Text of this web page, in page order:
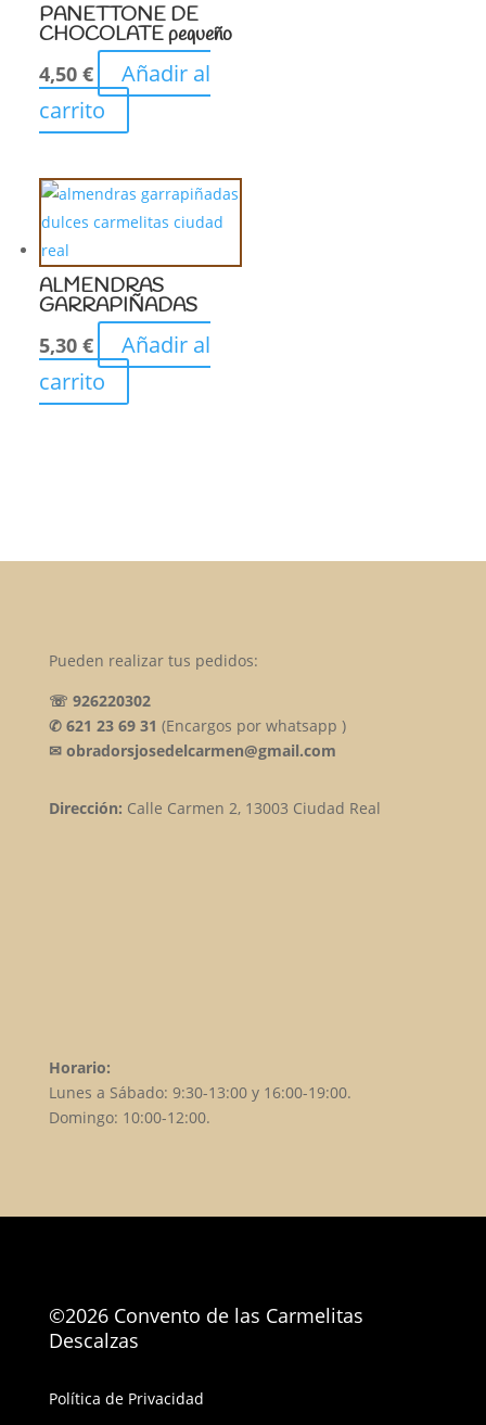
PANETTONE DE
CHOCOLATE pequeño
4,50€
Añadir al
carrito
ALMENDRAS
GARRAPIÑADAS
5,30€
Añadir al
carrito
Pueden realizar tus pedidos:
☏ 926220302
✆ 621 23 69 31 (Encargos por whatsapp )
✉ obradorsjosedelcarmen@gmail.com
Dirección: Calle Carmen 2, 13003 Ciudad Real
Horario:
Lunes a Sábado: 9:30-13:00 y 16:00-19:00.
Domingo: 10:00-12:00.
©2026 Convento de las Carmelitas
Descalzas
Política de Privacidad